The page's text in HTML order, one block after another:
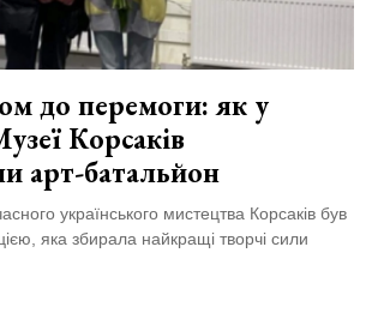
до перемоги: як у
Корсаків
арт-батальйон
українського мистецтва Корсаків був
яка збирала найкращі творчі сили